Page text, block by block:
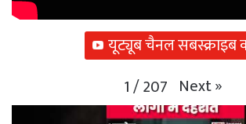
यूट्यूब चैनल सबस्क्राइब
1/207 Next»